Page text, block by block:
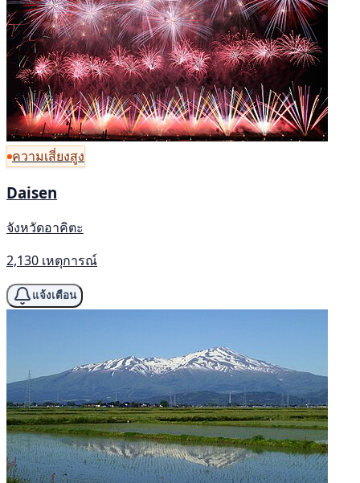
ความเสี่ยงสูง
Daisen
จังหวัดอาคิตะ
2,130 เหตุการณ์
แจ้งเตือน